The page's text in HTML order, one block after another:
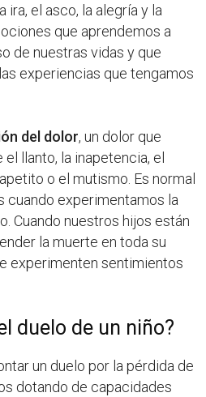
ira, el asco, la alegría y la
que aprendemos a
de nuestras vidas y que
experiencias que tengamos
del dolor, un dolor que
llanto, la inapetencia, el
o el mutismo. Es normal
cuando experimentamos la
Cuando nuestros hijos están
la muerte en toda su
experimenten sentimientos
duelo de un niño?
un duelo por la pérdida de
dotando de capacidades